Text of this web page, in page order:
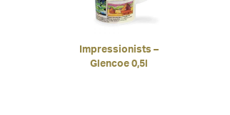
Impressionists –
Glencoe 0,5l